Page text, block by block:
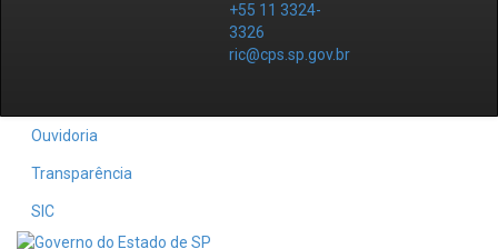
+55 11 3324-
3326
ric@cps.sp.gov.br
Ouvidoria
Transparência
SIC